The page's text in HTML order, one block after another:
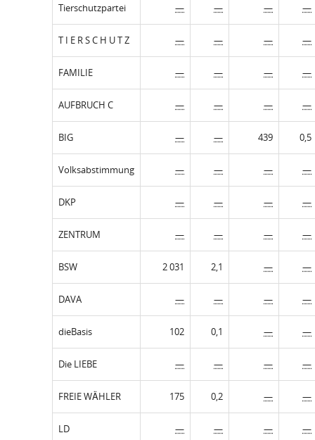
Tierschutzpartei — — — —
T I E R S C H U T Z — — — —
FAMILIE — — — —
AUFBRUCH C — — — —
BIG — — 439 0,5
Volksabstimmung — — — —
DKP — — — —
ZENTRUM — — — —
BSW 2 031 2,1 — —
DAVA — — — —
dieBasis 102 0,1 — —
Die LIEBE — — — —
FREIE WÄHLER 175 0,2 — —
LD — — — —